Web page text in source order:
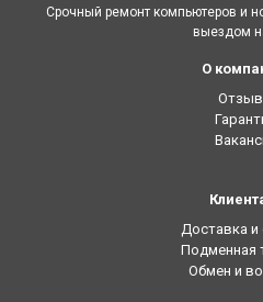
Срочный ремонт компьютеров и
выездом
О
Доставка и
Подменная
Обмен и